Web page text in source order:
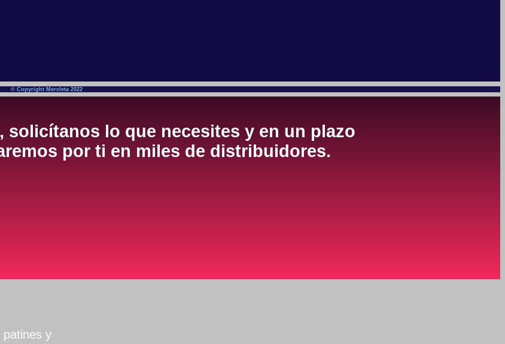
© Copyright Mercleta 2022
solicítanos lo que necesites y en un plazo
por ti en miles de distribuidores.
y